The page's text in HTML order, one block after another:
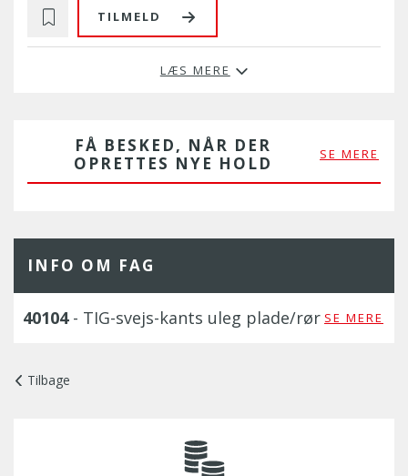
TILMELD
LÆS MERE
FÅ BESKED, NÅR DER
OPRETTES NYE HOLD
SE MERE
INFO OM FAG
40104- TIG-svejs-kants uleg plade/rør SE MERE
Tilbage